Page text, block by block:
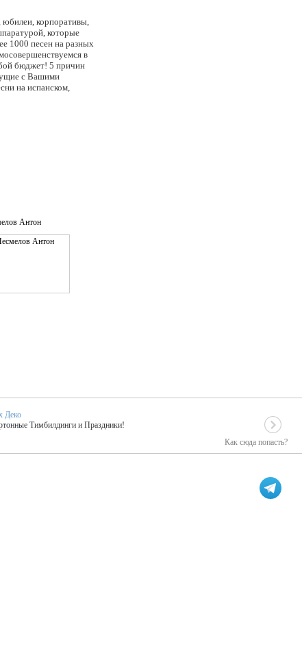
корпоративы,
которые
1000 песен на разных
в
бюджет! 5 причин
с Вашими
на испанском,
Вами договориться)
Антон
Как сюда попасть?
Деко
Тимбилдинги и Праздники!
артистах